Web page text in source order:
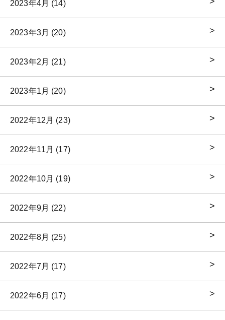
2023年4月 (14)
2023年3月 (20)
2023年2月 (21)
2023年1月 (20)
2022年12月 (23)
2022年11月 (17)
2022年10月 (19)
2022年9月 (22)
2022年8月 (25)
2022年7月 (17)
2022年6月 (17)